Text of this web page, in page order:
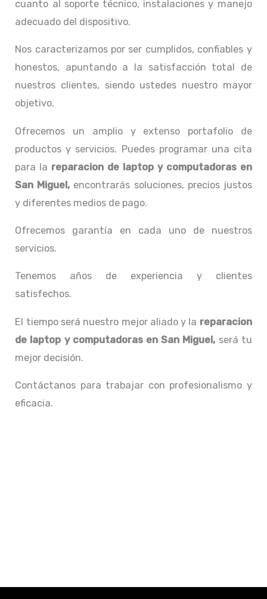
cuanto al soporte técnico, instalaciones y manejo
adecuado del dispositivo.
Nos caracterizamos por ser cumplidos, confiables y
honestos, apuntando a la satisfacción total de
nuestros clientes, siendo ustedes nuestro mayor
objetivo.
Ofrecemos un amplio y extenso portafolio de
productos y servicios. Puedes programar una cita
para la reparacion de laptop y computadoras en
San Miguel, encontrarás soluciones, precios justos
y diferentes medios de pago.
Ofrecemos garantía en cada uno de nuestros
servicios.
Tenemos años de experiencia y clientes
satisfechos.
El tiempo será nuestro mejor aliado y la reparacion
de laptop y computadoras en San Miguel, será tu
mejor decisión.
Contáctanos para trabajar con profesionalismo y
eficacia.